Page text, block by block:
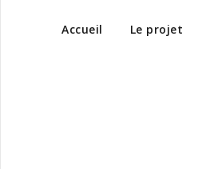
Accueil Le projet